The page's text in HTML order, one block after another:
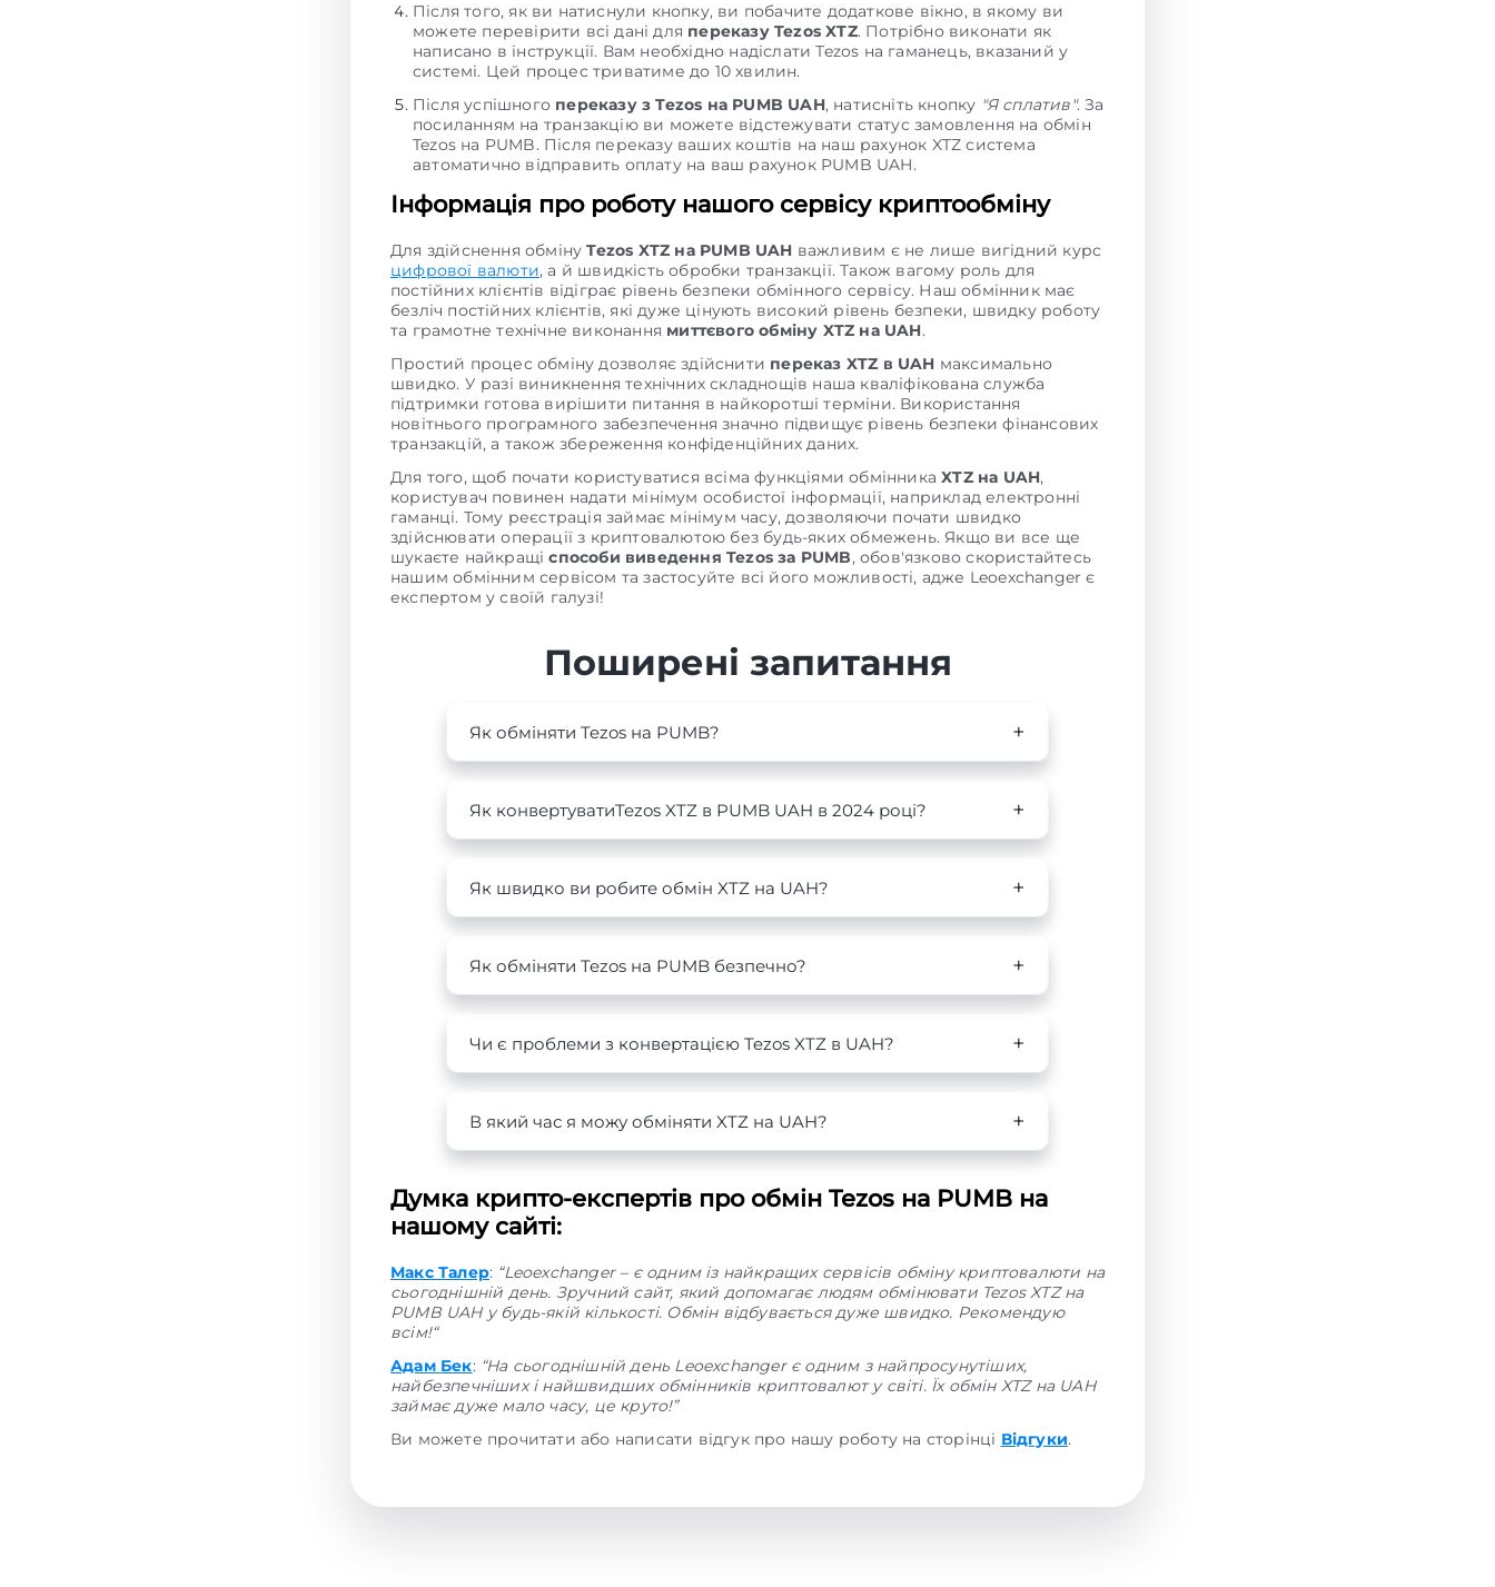
Після того, як ви натиснули кнопку, ви побачите додаткове вікно, в якому ви
можете перевірити всі дані для переказу Tezos XTZ. Потрібно виконати як
написано в інструкції. Вам необхідно надіслати Tezos на гаманець, вказаний у
системі. Цей процес триватиме до 10 хвилин.
Після успішного переказу з Tezos на PUMB UAH, натисніть кнопку "Я сплатив". За
посиланням на транзакцію ви можете відстежувати статус замовлення на обмін
Tezos на PUMB. Після переказу ваших коштів на наш рахунок XTZ система
автоматично відправить оплату на ваш рахунок PUMB UAH.
Інформація про роботу нашого сервісу криптообміну
Для здійснення обмінуTezos XTZ на PUMB UAH важливим є не лише вигідний курс
цифрової валюти, а й швидкість обробки транзакції. Також вагому роль для
постійних клієнтів відіграє рівень безпеки обмінного сервісу. Наш обмінник має
безліч постійних клієнтів, які дуже цінують високий рівень безпеки, швидку роботу
та грамотне технічне виконання миттєвого обміну XTZ на UAH.
Простий процес обміну дозволяє здійснити переказ XTZ в UAH максимально
швидко. У разі виникнення технічних складнощів наша кваліфікована служба
підтримки готова вирішити питання в найкоротші терміни. Використання
новітнього програмного забезпечення значно підвищує рівень безпеки фінансових
транзакцій, а також збереження конфіденційних даних.
Для того, щоб почати користуватися всіма функціями обмінникаXTZ на UAH,
користувач повинен надати мінімум особистої інформації, наприклад електронні
гаманці. Тому реєстрація займає мінімум часу, дозволяючи почати швидко
здійснювати операції з криптовалютою без будь-яких обмежень. Якщо ви все ще
шукаєте найкращіспособи виведення Tezos за PUMB, обов'язково скористайтесь
нашим обмінним сервісом та застосуйте всі його можливості, адже Leoexchanger є
експертом у своїй галузі!
Поширені запитання
Як обміняти Tezos на PUMB?
Як конвертуватиTezos XTZ в PUMB UAH в 2024 році?
Як швидко ви робите обмін XTZ на UAH?
Як обміняти Tezos на PUMB безпечно?
Чи є проблеми з конвертацією Tezos XTZ в UAH?
В який час я можу обміняти XTZ на UAH?
Думка крипто-експертів про обмін Tezos на PUMB на
нашому сайті:
Макс Талер: “Leoexchanger – є одним із найкращих сервісів обміну криптовалюти на
сьогоднішній день. Зручний сайт, який допомагає людям обмінювати Tezos XTZ на
PUMB UAH у будь-якій кількості. Обмін відбувається дуже швидко. Рекомендую
всім!“
Адам Бек: “На сьогоднішній день Leoexchanger є одним з найпросунутіших,
найбезпечніших і найшвидших обмінників криптовалют у світі. Їх обмін XTZ на UAH
займає дуже мало часу, це круто!”
Ви можете прочитати або написати відгук про нашу роботу на сторінці Відгуки.